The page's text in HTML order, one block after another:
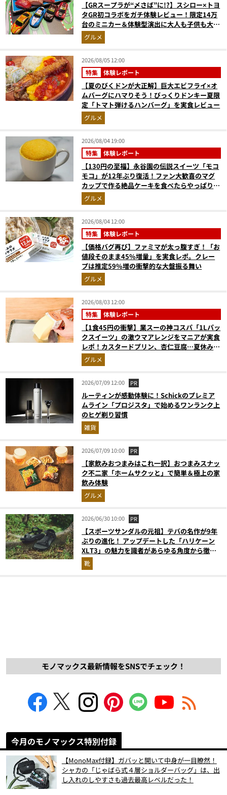
【GRスープラが“〆さば”に!?】スシロー×トヨ
タGR初コラボをガチ体験レビュー！限定14万
台のミニカー＆体験型演出に大人も子供も大興
奮間違いなし
グルメ
2026/08/05 12:00
特集 体験レポート
【夏のびくドンが大正解】巨大エビフライ×オ
ムバーグにハマりそう！びっくりドンキー夏限
定「トマト弾けるハンバーグ」を実食レビュー
グルメ
2026/08/04 19:00
特集 体験レポート
【130円の至福】永谷園の伝説スイーツ「モコ
モコ」が12年ぶり復活！ファン大歓喜のマグ
カップで作る絶品ケーキを食べたらやっぱり最
高にウマかった
グルメ
2026/08/04 12:00
特集 体験レポート
【価格バグ再び】ファミマが太っ腹すぎ！「お
値段そのまま45%増量」を実食レポ。クレー
プは推定59%増の衝撃的な大盤振る舞い
グルメ
2026/08/03 12:00
特集 体験レポート
【1食45円の衝撃】業スーの神コスパ「1Lパッ
クスイーツ」の激ウマアレンジをマニアが実食
レポ！カスタードプリン、杏仁豆腐…夏休みの
おやつに最強すぎた
グルメ
2026/07/09 12:00 PR
ルーティンが感動体験に！Schickのプレミア
ムライン「プロジスタ」で始めるワンランク上
のヒゲ剃り習慣
雑貨
2026/07/09 10:00 PR
【家飲みおつまみはこれ一択】おつまみスナッ
ク不二家「ホームサクッと」で簡単＆極上の家
飲み体験
グルメ
2026/06/30 10:00 PR
【スポーツサンダルの元祖】テバの名作が9年
ぶりの進化！ アップデートした「ハリケーン
XLT3」の魅力を識者があらゆる角度から徹底
解説！
靴
モノマックス最新情報をSNSでチェック！
今月のモノマックス特別付録
【MonoMax付録】ガバッと開いて中身が一目瞭然！
シャカの「じゃばら式４層ショルダーバッグ」は、出
し入れのしやすさも過去最高レベルだった！